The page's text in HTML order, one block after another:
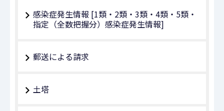
感染症発生情報 [1類・2類・3類・4類・5類・
指定（全数把握分）感染症発生情報]
郵送による請求
土塔